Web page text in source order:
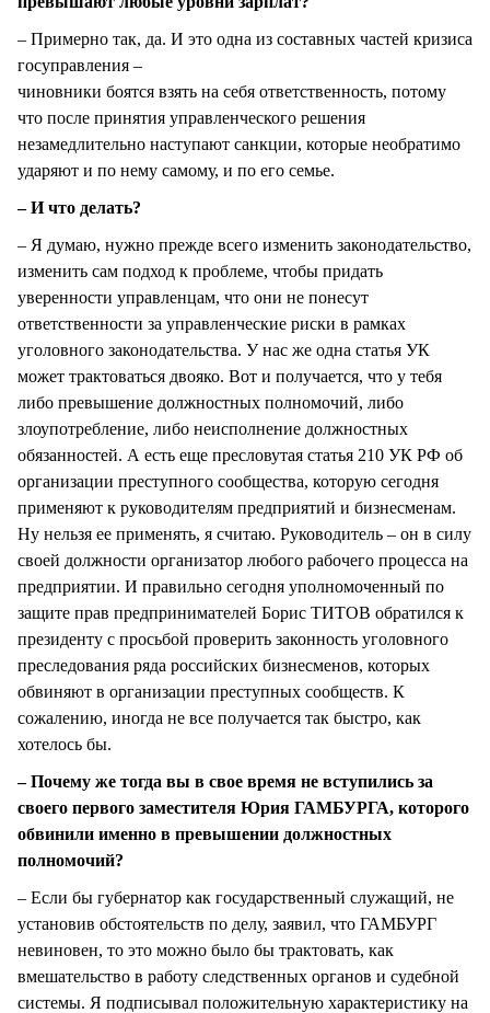
– Примерно так, да. И это одна из составных частей кризиса
госуправления –
чиновники боятся взять на себя ответственность, потому
что после принятия управленческого решения
незамедлительно наступают санкции, которые необратимо
ударяют и по нему самому, и по его семье.
– И что делать?
– Я думаю, нужно прежде всего изменить законодательство,
изменить сам подход к проблеме, чтобы придать
уверенности управленцам, что они не понесут
ответственности за управленческие риски в рамках
уголовного законодательства. У нас же одна статья УК
может трактоваться двояко. Вот и получается, что у тебя
либо превышение должностных полномочий, либо
злоупотребление, либо неисполнение должностных
обязанностей. А есть еще пресловутая статья 210 УК РФ об
организации преступного сообщества, которую сегодня
применяют к руководителям предприятий и бизнесменам.
Ну нельзя ее применять, я считаю. Руководитель – он в силу
своей должности организатор любого рабочего процесса на
предприятии. И правильно сегодня уполномоченный по
защите прав предпринимателей Борис ТИТОВ обратился к
президенту с просьбой проверить законность уголовного
преследования ряда российских бизнесменов, которых
обвиняют в организации преступных сообществ. К
сожалению, иногда не все получается так быстро, как
хотелось бы.
– Почему же тогда вы в свое время не вступились за
своего первого заместителя Юрия ГАМБУРГА, которого
обвинили именно в превышении должностных
полномочий?
– Если бы губернатор как государственный служащий, не
установив обстоятельств по делу, заявил, что ГАМБУРГ
невиновен, то это можно было бы трактовать, как
вмешательство в работу следственных органов и судебной
системы. Я подписывал положительную характеристику на